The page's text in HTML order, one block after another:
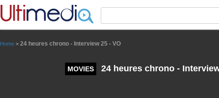
Home > 24 heures chrono - Interview 25 - VO
MOVIES 24 heures chrono -
Panneau de gestion des cookies